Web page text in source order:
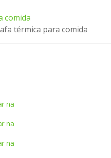
comida
térmica para comida
na
na
na